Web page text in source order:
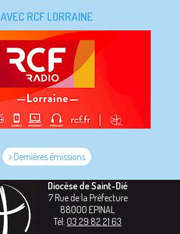
AVEC RCF LORRAINE
> Dernières émissions
Diocèse de Saint-Dié
7 Rue de la Préfecture
88000 EPINAL
Tél: 03 29 82 21 63